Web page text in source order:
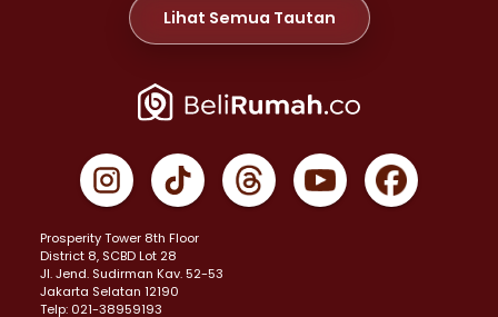
Properti Dijual di Meruya >
Properti Dijual di Jelambar >
Properti Dijual di Jakarta Pusat >
Properti Dijual di Gambir >
Properti Dijual di Johar Baru >
Properti Dijual di Menteng >
Properti Dijual di Senen >
Properti Dijual di Tanah Abang >
Lihat Semua Tautan
Prosperity Tower 8th Floor
District 8, SCBD Lot 28
JI. Jend. Sudirman Kav. 52-53
Jakarta Selatan 12190
Telp: 021-38959193